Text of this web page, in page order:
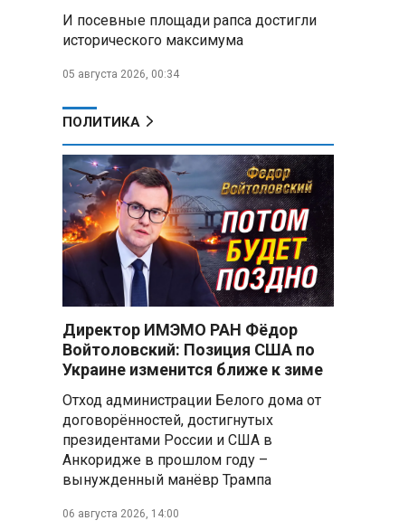
И посевные площади рапса достигли
исторического максимума
05 августа 2026, 00:34
ПОЛИТИКА
Директор ИМЭМО РАН Фёдор
Войтоловский: Позиция США по
Украине изменится ближе к зиме
Отход администрации Белого дома от
договорённостей, достигнутых
президентами России и США в
Анкоридже в прошлом году –
вынужденный манёвр Трампа
06 августа 2026, 14:00